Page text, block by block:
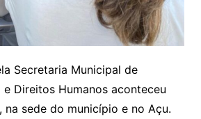
Secretaria Municipal de
e Direitos Humanos aconteceu
na sede do município e no Açu.